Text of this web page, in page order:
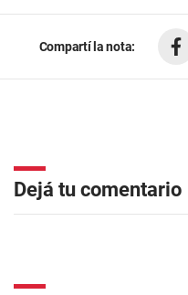
Compartí la nota:
Dejá tu comentario